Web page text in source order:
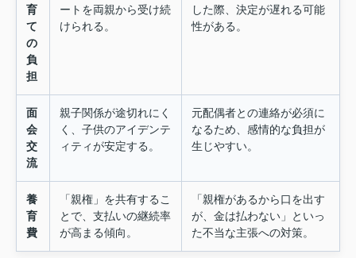
育
て
の
負
担
ートを両親から受け続
けられる。
した際、決定が遅れる可能
性がある。
面
会
交
流
親子関係が途切れにく
く、子供のアイデンテ
ィティが安定する。
元配偶者との連絡が必須に
なるため、感情的な負担が
生じやすい。
養
育
費
「親権」を共有するこ
とで、支払いの継続率
が高まる傾向。
「親権があるから口を出す
が、金は払わない」といっ
た不当な主張への対策。